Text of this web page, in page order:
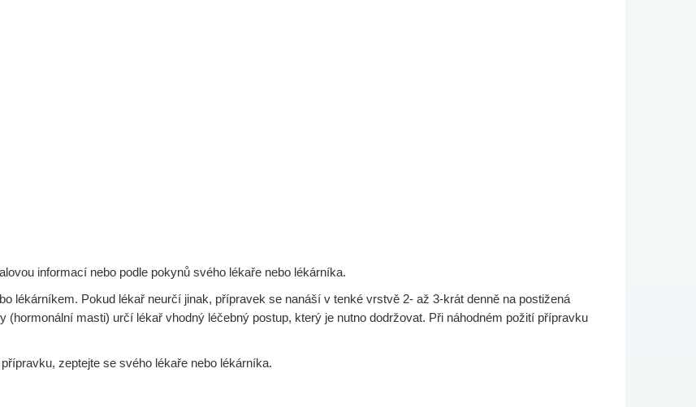
informací nebo podle pokynů svého lékaře nebo lékárníka.
lékárníkem. Pokud lékař neurčí jinak, přípravek se nanáší v tenké vrstvě 2- až 3-krát denně na postižená
masti) určí lékař vhodný léčebný postup, který je nutno dodržovat. Při náhodném požití přípravku
zeptejte se svého lékaře nebo lékárníka.